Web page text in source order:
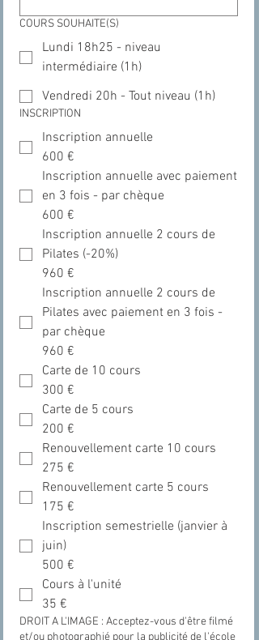
COURS SOUHAITE(S)
Lundi 18h25 - niveau
intermédiaire (1h)
Vendredi 20h - Tout niveau (1h)
INSCRIPTION
Inscription annuelle
600 €
Inscription annuelle avec paiement
en 3 fois - par chèque
600 €
Inscription annuelle 2 cours de
Pilates (-20%)
960 €
Inscription annuelle 2 cours de
Pilates avec paiement en 3 fois -
par chèque
960 €
Carte de 10 cours
300 €
Carte de 5 cours
200 €
Renouvellement carte 10 cours
275 €
Renouvellement carte 5 cours
175 €
Inscription semestrielle (janvier à
juin)
500 €
Cours à l'unité
35 €
DROIT A L'IMAGE : Acceptez-vous d'être filmé
et/ou photographié pour la publicité de l'école